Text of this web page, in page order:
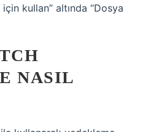
kullan” altında “Dosya
NASIL